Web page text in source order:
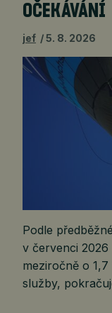
OČEKÁVÁNÍ
jef 5. 8. 2026
Podle
v červenci
meziročně o
služby,